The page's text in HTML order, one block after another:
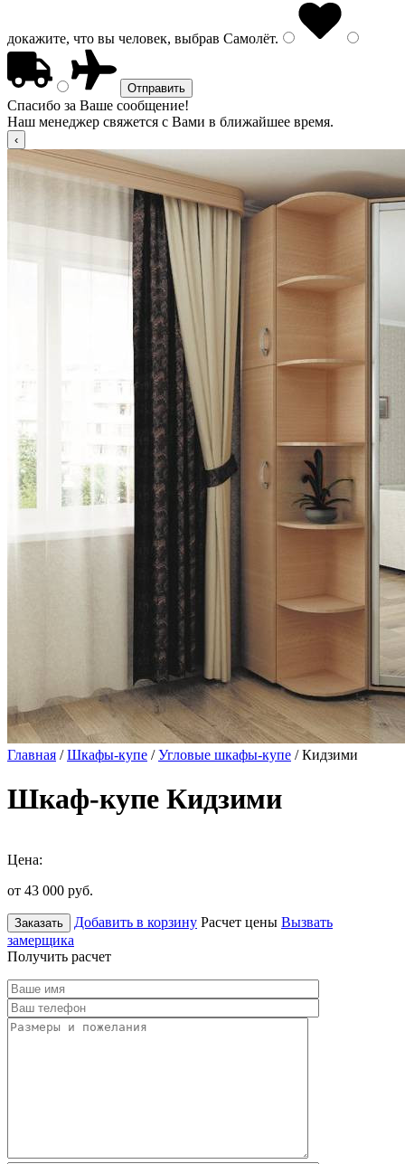
докажите, что вы человек, выбрав Самолёт.
Спасибо за Ваше сообщение!
Наш менеджер свяжется с Вами в ближайшее время.
Главная /Шкафы-купе /Угловые шкафы-купе / Кидзими
Шкаф-купе Кидзими
Цена:
от 43 000 руб.
Заказать Добавить в корзину Расчет цены Вызвать
замерщика
Получить расчет